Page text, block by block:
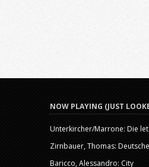
NOW PLAYING (JUST
Unterkircher/Marrone: Die
Zirnbauer, Thomas:
Baricco, Alessandro: City